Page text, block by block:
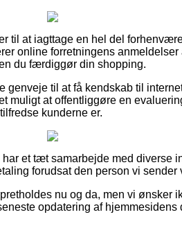
til at iagttage en hel del
online forretningens
du færdiggør din shopping.
til at få kendskab til
muligt at offentliggøre en
kunderne er.
et tæt samarbejde med diverse
forudsat den person vi
nu og da, men vi ønsker
opdatering af hjemmesidens